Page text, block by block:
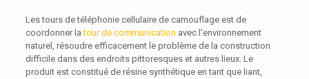
Les tours de téléphonie cellulaire de camouflage est de
coordonner latour de communication avec l'environnement
naturel, résoudre efficacement le problème de la construction
difficile dans des endroits pittoresques et autres lieux. Le
produit est constitué de résine synthétique en tant que liant,